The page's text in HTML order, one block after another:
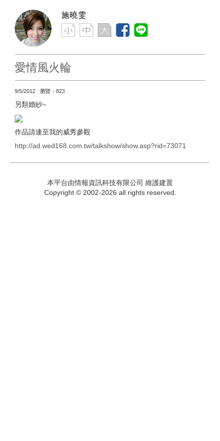
施曉雯
愛情風火輪
9/5/2012 瀏覽：823
另類婚紗~
作品請連至我的威秀參觀
http://ad.wed168.com.tw/talkshow/show.asp?rid=73071
本平台由情報資訊科技有限公司 維護建置
Copyright © 2002-2026 all rights reserved.